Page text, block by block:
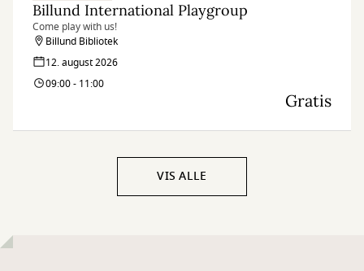
Billund International Playgroup
Come play with us!
Billund Bibliotek
12. august 2026
09:00 - 11:00
Gratis
VIS ALLE